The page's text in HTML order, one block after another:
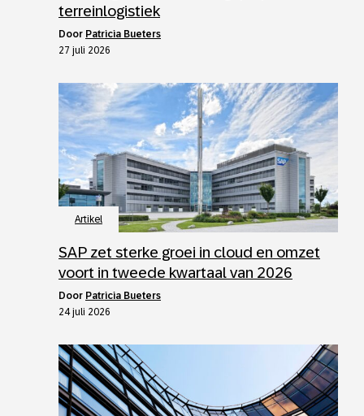
terreinlogistiek
door Patricia Bueters
27 juli 2026
Artikel
SAP zet sterke groei in cloud en omzet
voort in tweede kwartaal van 2026
door Patricia Bueters
24 juli 2026